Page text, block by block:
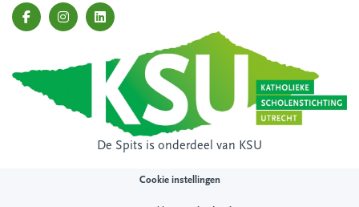
De Spits is onderdeel van KSU
Cookie instellingen